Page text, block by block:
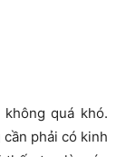
quá khó.
phải có kinh